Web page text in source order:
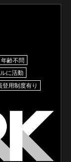
年齢不問
に活動
登用制度有り